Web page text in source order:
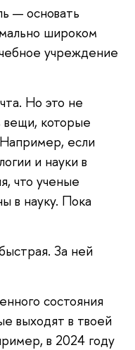
— основать
широком
учреждение
Но это не
которые
если
и науки в
что ученые
в науку. Пока
За ней
состояния
выходят в твоей
в 2024 году